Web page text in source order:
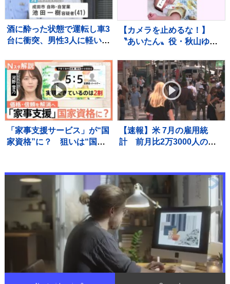
酒に酔った状態で運転し車3
台に衝突、男性3人に軽いけ
逮捕 呼気から基準値超のア
ルコール検出 千葉・東関東
道
【カメラを止めるな！】
〝あいたん〟役・秋山ゆず
ゃん」に絵本読み聞かせ「#
新生児卒業」
「家事支援サービス」が“国
家資格”に？ 狙いは“国の
【速報】米 7月の雇用統
計 前月比2万3000人の減